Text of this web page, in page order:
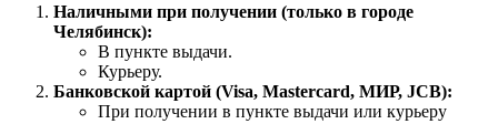
Наличными при получении (только в городе
Челябинск):
В пункте выдачи.
Курьеру.
Банковской картой (Visa, Mastercard, МИР, JCB):
При получении в пункте выдачи или курьеру